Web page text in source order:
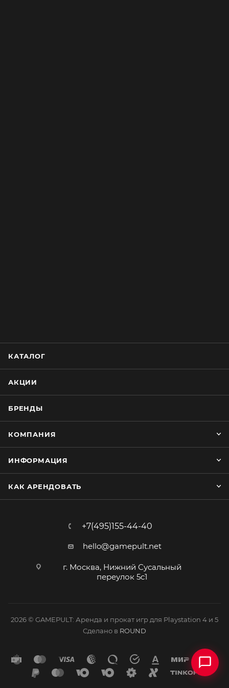
КАТАЛОГ
АКЦИИ
БРЕНДЫ
КОМПАНИЯ
ИНФОРМАЦИЯ
КАК АРЕНДОВАТЬ
+7(495)155-44-40
hello@gamepult.net
г. Москва, Нижний Сусальный
переулок 5с1
2026 © GAMEPULT: Аренда и прокат игр для Playstation 4 и 5
Сделано в ROUND